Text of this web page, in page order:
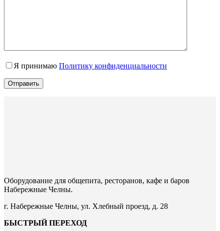
Я принимаю Политику конфиденциальности
Отправить
Оборудование для общепита, ресторанов, кафе и баров
Набережные Челны.
г. Набережные Челны, ул. Хлебный проезд, д. 28
БЫСТРЫЙ ПЕРЕХОД